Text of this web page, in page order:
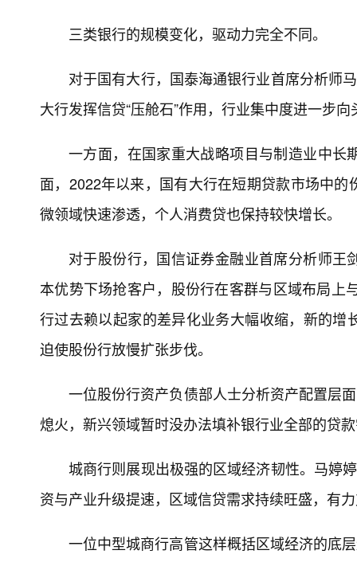
三类银行的规模变化，驱动力完全不同。
对于国有大行，国泰海通银行业首席分析师
大行发挥信贷“压舱石”作用，行业集中度进一步
一方面，在国家重大战略项目与制造业中
面，2022年以来，国有大行在短期贷款市场中
微领域快速渗透，个人消费贷也保持较快增长。
对于股份行，国信证券金融业首席分析师
本优势下场抢客户，股份行在客群与区域布局上
行过去赖以起家的差异化业务大幅收缩，新的
迫使股份行放慢扩张步伐。
一位股份行资产负债部人士分析资产配置层
熄火，新兴领域暂时没办法填补银行业全部的贷
城商行则展现出极强的区域经济韧性。马婷
资与产业升级提速，区域信贷需求持续旺盛，有
一位中型城商行高管这样概括区域经济的底